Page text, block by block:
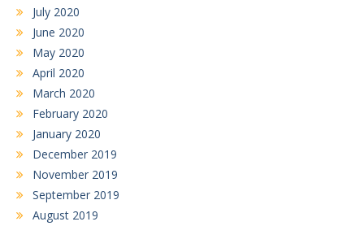
July 2020
June 2020
May 2020
April 2020
March 2020
February 2020
January 2020
December 2019
November 2019
September 2019
August 2019